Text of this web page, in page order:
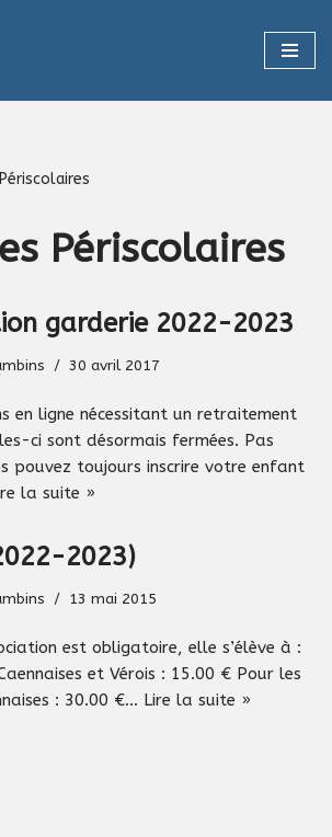
Périscolaires
garderie 2022-2023
30 avril 2017
en ligne nécessitant un retraitement
ci sont désormais fermées. Pas
pouvez toujours inscrire votre enfant
la suite »
2023)
13 mai 2015
est obligatoire, elle s’élève à :
et Vérois : 15.00 € Pour les
: 30.00 €… Lire la suite »